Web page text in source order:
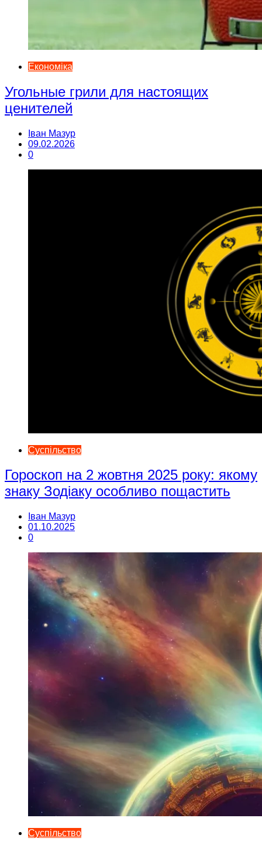
Економіка
Угольные грили для настоящих
ценителей
Іван Мазур
09.02.2026
0
Суспільство
Гороскоп на 2 жовтня 2025 року: якому
знаку Зодіаку особливо пощастить
Іван Мазур
01.10.2025
0
Суспільство